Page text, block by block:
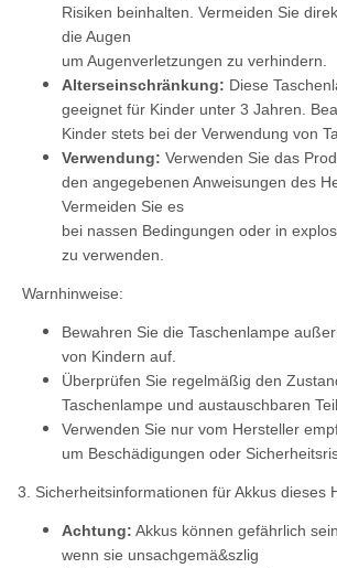
Risiken beinhalten. Vermeiden Sie
die Augen
um Augenverletzungen zu verhindern.
Alterseinschränkung: Diese
geeignet für Kinder unter 3 Jahren.
Kinder stets bei der Verwendung von
Verwendung: Verwenden Sie das
den angegebenen Anweisungen des
Vermeiden Sie es
bei nassen Bedingungen oder in
zu verwenden.
Warnhinweise:
Bewahren Sie die Taschenlampe
von Kindern auf.
Überprüfen Sie regelmäßig den
Taschenlampe und austauschbaren
Verwenden Sie nur vom Hersteller
um Beschädigungen oder
3. Sicherheitsinformationen für Akkus dieses
Achtung: Akkus können gefährlich sein
wenn sie unsachgemä&szlig